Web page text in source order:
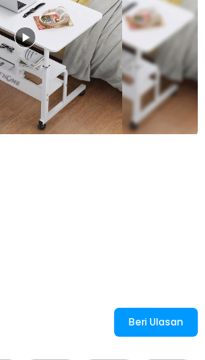
pembelian produk ini:
Adjustable Portable Working Desk 3
Beri Ulasan